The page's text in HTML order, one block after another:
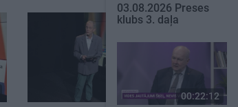
00:22:04
03.08.2026 Preses
klubs 3. daļa
00:22:12